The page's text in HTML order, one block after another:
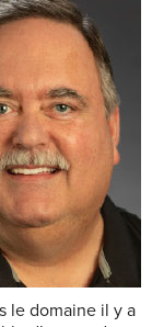
le domaine il y a